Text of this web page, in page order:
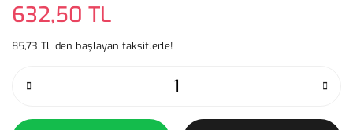
632,50 TL
85,73 TL den başlayan taksitlerle!